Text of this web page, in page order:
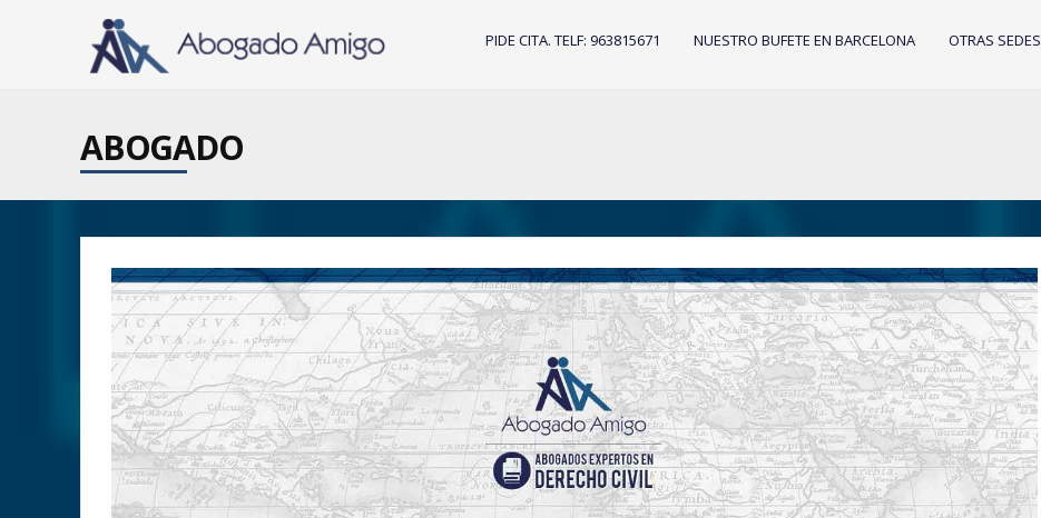
PIDE CITA. TELF: 963815671 NUESTRO BUFETE EN BARCELONA OTRAS SEDES
ABOGADO